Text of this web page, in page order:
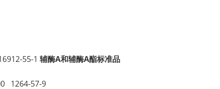
55-1 辅酶A和辅酶A酯标准品
1264-57-9